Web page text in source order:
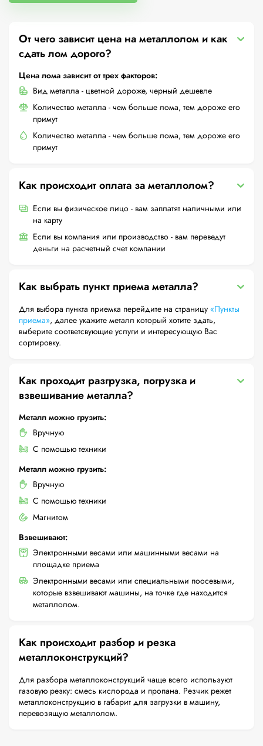
От чего зависит цена на металлолом и как
сдать лом дорого?
Цена лома зависит от трех факторов:
Вид металла - цветной дороже, черный дешевле
Количество металла - чем больше лома, тем дороже его
примут
Количество металла - чем больше лома, тем дороже его
примут
Как происходит оплата за металлолом?
Если вы физическое лицо - вам заплатят наличными или
на карту
Если вы компания или производство - вам переведут
деньги на расчетный счет компании
Как выбрать пункт приема металла?
Для выбора пункта приемка перейдите на страницу «Пункты
приема», далее укажите металл который хотите здать,
выберите соответсвующие услуги и интересующую Вас
сортировку.
Как проходит разгрузка, погрузка и
взвешивание металла?
Металл можно грузить:
Вручную
С помощью техники
Металл можно грузить:
Вручную
С помощью техники
Магнитом
Взвешивают:
Электронными весами или машинными весами на
площадке приема
Электронными весами или специальными поосевыми,
которые взвешивают машины, на точке где находится
металлолом.
Как происходит разбор и резка
металлоконструкций?
Для разбора металлоконструкций чаще всего используют
газовую резку: смесь кислорода и пропана. Резчик режет
металлоконструкцию в габарит для загрузки в машину,
перевозящую металлолом.